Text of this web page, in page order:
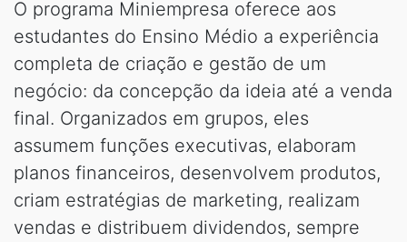
O programa Miniempresa oferece aos
estudantes do Ensino Médio a experiência
completa de criação e gestão de um
negócio: da concepção da ideia até a venda
final. Organizados em grupos, eles
assumem funções executivas, elaboram
planos financeiros, desenvolvem produtos,
criam estratégias de marketing, realizam
vendas e distribuem dividendos, sempre